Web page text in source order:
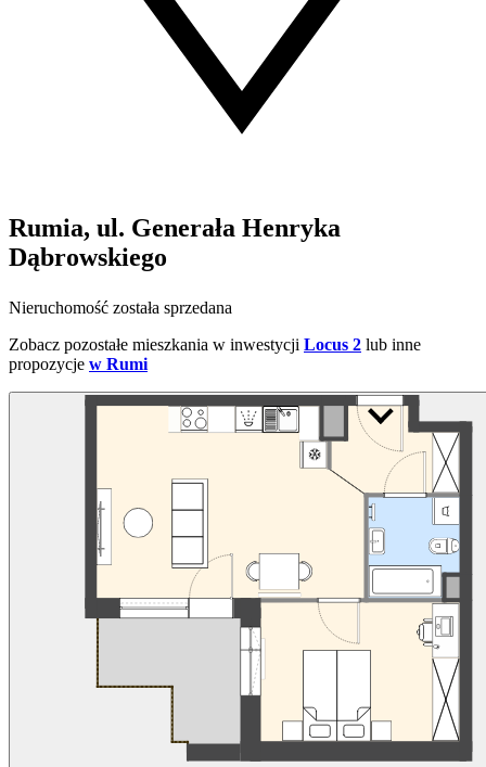
Rumia, ul. Generała Henryka
Dąbrowskiego
Nieruchomość została sprzedana
Zobacz pozostałe mieszkania w inwestycji Locus 2 lub inne
propozycje w Rumi